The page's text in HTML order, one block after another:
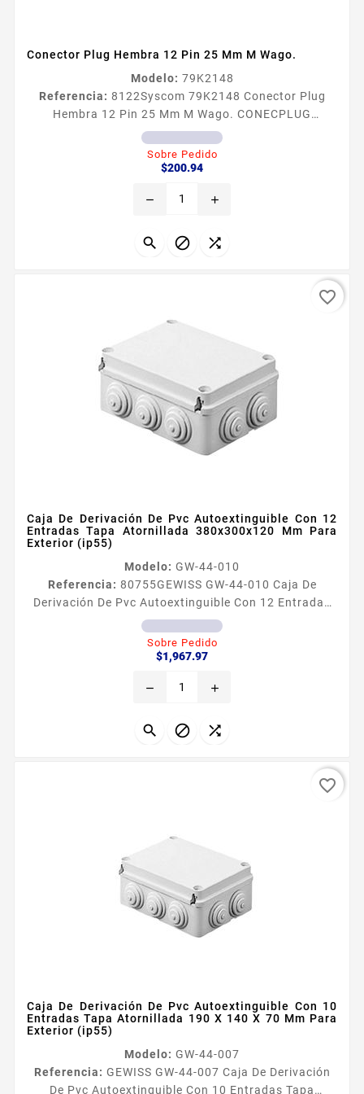
Conector Plug Hembra 12 Pin 25 Mm M Wago.
Modelo: 79K2148
Referencia: 8122Syscom 79K2148 Conector Plug
Hembra 12 Pin 25 Mm M Wago. CONECPLUG
HEMBRA 12 PINS25MM WAGO
Sobre Pedido
$200.94Precio
remove add
  
Caja De Derivación De Pvc Autoextinguible Con 12
Entradas Tapa Atornillada 380x300x120 Mm Para
Exterior (ip55)
Modelo: GW-44-010
Referencia: 80755GEWISS GW-44-010 Caja De
Derivación De Pvc Autoextinguible Con 12 Entradas
Tapa Atornillada 380x300x120 Mm Para Exterior
(ip55) Caracteriacutesticas Generales Caja de PVC
autoextinguible libre de haloacutegenos Dimensiones
Profundidad Nuacutemero de entradas 12
de proteccioacuten IP55 ​Resistencia de...
Sobre Pedido
$1,967.97Precio
remove add
  
favorite_border
Caja De Derivación De Pvc Autoextinguible Con 10
Entradas Tapa Atornillada 190 X 140 X 70 Mm Para
Exterior (ip55)
Modelo: GW-44-007
Referencia: GEWISS GW-44-007 Caja De Derivación
De Pvc Autoextinguible Con 10 Entradas Tapa
favorite_border